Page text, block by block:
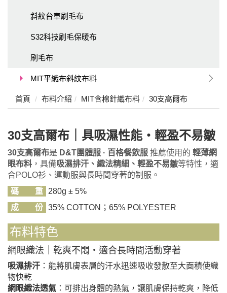
斜紋台車刷毛布
S32科技刷毛保暖布
刷毛布
MIT平織布斜紋布料
首頁 布料介紹 MIT含棉針織布料 30支高爾布
30支高爾布｜具吸濕性能・輕盈不易皺
30支高爾布是 D&T團體服 · 百格餐飲服 推薦使用的 輕薄網
眼布料 ，具備吸濕排汗、織法精細、輕盈不易皺等特性，適
合POLO衫、運動服與長時間穿著的制服。
碼 重
280g ± 5%
成 份 35% COTTON；65% POLYESTER
布料特色
網眼織法｜乾爽不悶・適合長時間活動穿著
吸濕排汗 ：能將肌膚表層的汗水迅速吸收發散至大面積使織
物快乾
網眼織法透氣 ：可排出身體的熱氣，讓肌膚保持乾爽，降低